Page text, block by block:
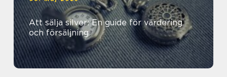
Att sälja silver: En guide för värdering
och försäljning